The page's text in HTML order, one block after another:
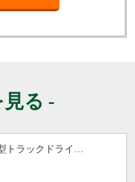
る
トラックドライ…